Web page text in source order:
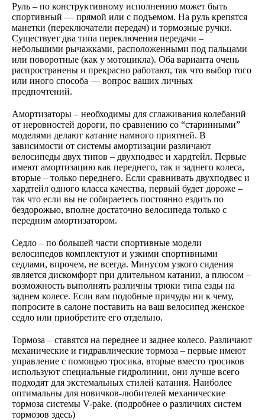
Руль – по конструктивному исполнению может быть
спортивный — прямой или с подъемом. На руль крепятся
манетки (переключатели передач) и тормозные ручки.
Существует два типа переключения передачи –
небольшими рычажками, расположенными под пальцами
или поворотные (как у мотоцикла). Оба варианта очень
распространены и прекрасно работают, так что выбор того
или иного способа — вопрос ваших личных
предпочтений.
Амортизаторы – необходимы для сглаживания колебаний
от неровностей дороги, по сравнению со “старинными”
моделями делают катание намного приятней. В
зависимости от системы амортизации различают
велосипеды двух типов – двухподвес и хардтейл. Первые
имеют амортизацию как переднего, так и заднего колеса,
вторые – только переднего. Если сравнивать двухподвес и
хардтейл одного класса качества, первый будет дороже –
так что если вы не собираетесь постоянно ездить по
бездорожью, вполне достаточно велосипеда только с
передним амортизатором.
Седло – по большей части спортивные модели
велосипедов комплектуют и узкими спортивными
седлами, впрочем, не всегда. Минусом узкого сидения
является дискомфорт при длительном катании, а плюсом –
возможность выполнять различны трюки типа езды на
заднем колесе. Если вам подобные причуды ни к чему,
попросите в салоне поставить на ваш велосипед женское
седло или приобретите его отдельно.
Тормоза – ставятся на переднее и заднее колесо. Различают
механические и гидравлические тормоза – первые имеют
управление с помощью тросика, вторые вместо тросиков
используют специальные гидролинии, они лучше всего
подходят для экстемальных стилей катания. Наиболее
оптимальны для новичков-любителей механические
тормоза системы V-pake. (подробнее о различиях систем
тормозов здесь)